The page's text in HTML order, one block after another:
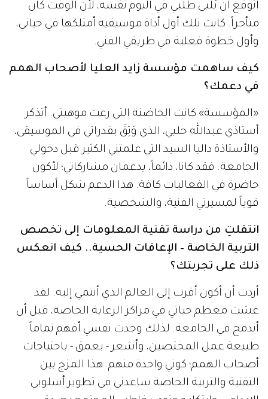
أتوقع أن يُلبى طلبي في اليوم نفسه، لأن الوقت كان
متأخراً. كانت تلك أول أداة موسيقية أمتلكها في حياتي،
وأول خطوة فعلية في طريقي الفني.
كيف ساهمت مؤسسة زايد العليا لأصحاب الهمم
في دعمك؟
«المؤسسة» كانت الحاضنة التي رعت موهبتي. أتذكر
أستاذي عبدالله حلبي، الذي وَثِقَ بقدراتي في الموسيقى،
والأستاذة داليا السيد التي علمتني الكثير قبل دخولي
الجامعة. فقد كانا، دائماً، يدعمان مشاركاتي؛ لأكون
حاضرة في الفعاليات كافة. هذا الدعم شكل أساساً
قوياً لمسيرتي الفنية، والشخصية.
انتقلتِ من دراسة تقنية المعلومات إلى تخصص
التربية الخاصة – الإعاقات الحسية.. كيف انعكس
ذلك على تجربتك؟
أردت أن أكون أقرب إلى العالم الذي أنتمي إليه. لقد
عشت معظم حياتي في مراكز الرعاية الخاصة، قبل أن
أندمج في الجامعة. لذلك وجدت نفسي أفهم تماماً
طبيعة عمل المختصين، وأشعر - بعمق - باحتياجات
أصحاب الهمم؛ كوني واحدة منهم. هذا المزج بين
التقنية والتربية الخاصة ساعدني في تطوير أسلوبي